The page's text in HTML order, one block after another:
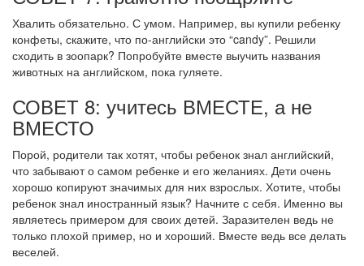
Хвалить обязательно. С умом. Например, вы купили ребенку
конфеты, скажите, что по-английски это “candy”. Решили
сходить в зоопарк? Попробуйте вместе выучить названия
животных на английском, пока гуляете.
СОВЕТ 8: учитесь ВМЕСТЕ, а не
ВМЕСТО
Порой, родители так хотят, чтобы ребенок знал английский,
что забывают о самом ребенке и его желаниях. Дети очень
хорошо копируют значимых для них взрослых. Хотите, чтобы
ребенок знал иностранный язык? Начните с себя. Именно вы
являетесь примером для своих детей. Заразителен ведь не
только плохой пример, но и хороший. Вместе ведь все делать
веселей.